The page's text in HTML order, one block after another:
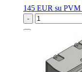
145 EUR su PVM
-